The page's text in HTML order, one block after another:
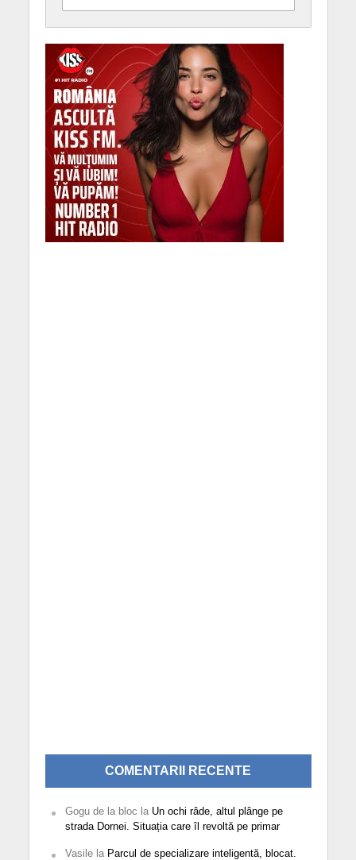
COMENTARII RECENTE
Gogu de la bloc la Un ochi râde, altul plânge pe
strada Dornei. Situația care îl revoltă pe primar
Vasilela Parcul de specializare inteligentă, blocat.